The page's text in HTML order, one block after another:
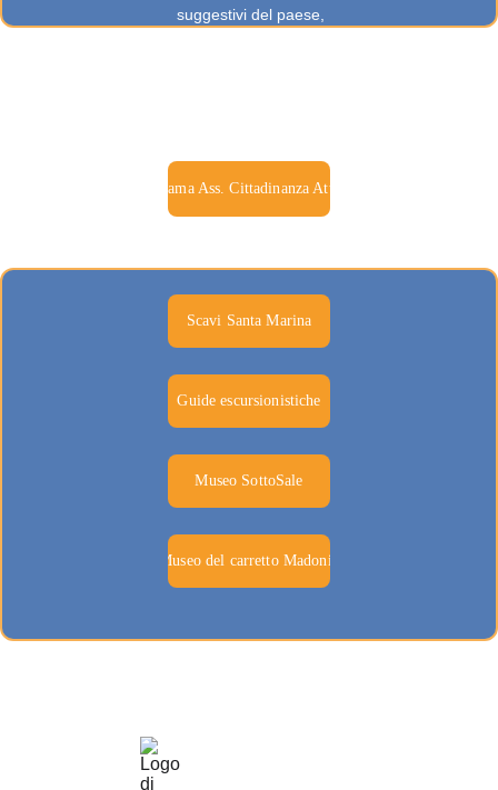
Chiama Ass. Cittadinanza Attiva
suggestivi del paese,
Scavi Santa Marina
Guide escursionistiche
Museo SottoSale
Museo del carretto Madonie